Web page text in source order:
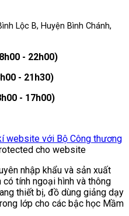
Lộc B, Huyện Bình Chánh,
- 22h00)
- 21h30)
- 17h00)
nhập khẩu và sản xuất
tính ngoại hình và thông
thiết bị, đồ dùng giảng dạy
lớp cho các bậc học Mầm